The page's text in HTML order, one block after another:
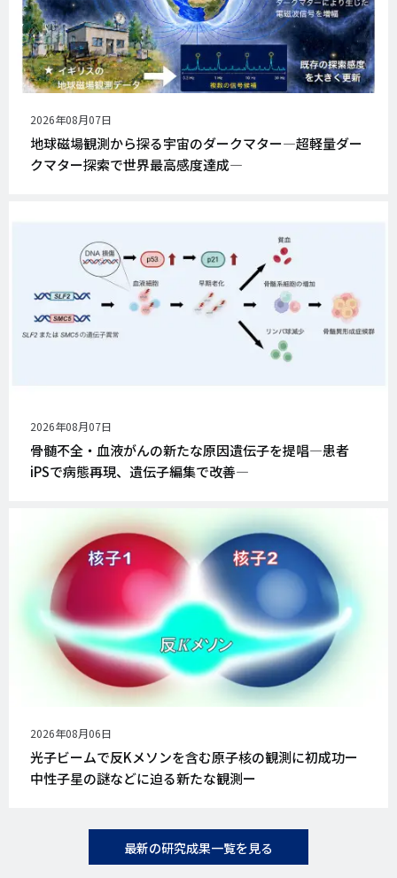
公
開
日
2026年08月07日
地球磁場観測から探る宇宙のダークマター―超軽量ダー
クマター探索で世界最高感度達成―
公
開
日
2026年08月07日
骨髄不全・血液がんの新たな原因遺伝子を提唱―患者
iPSで病態再現、遺伝子編集で改善―
公
開
日
2026年08月06日
光子ビームで反Kメソンを含む原子核の観測に初成功ー
中性子星の謎などに迫る新たな観測ー
最新の研究成果一覧を見る